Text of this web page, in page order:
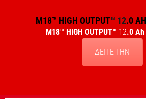
M18™ HIGH OUTPUT™ 12.0
M18™ HIGH OUTPUT™ 12.0
ΔΕΙΤΕ ΤΗΝ